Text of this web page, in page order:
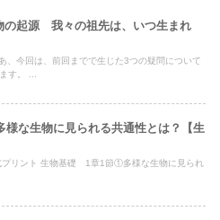
の起源 我々の祖先は、いつ生まれ
、今回は、前回までで生じた3つの疑問について
す。 ...
な生物に見られる共通性とは？【生
プリント 生物基礎 1章1節①多様な生物に見られ